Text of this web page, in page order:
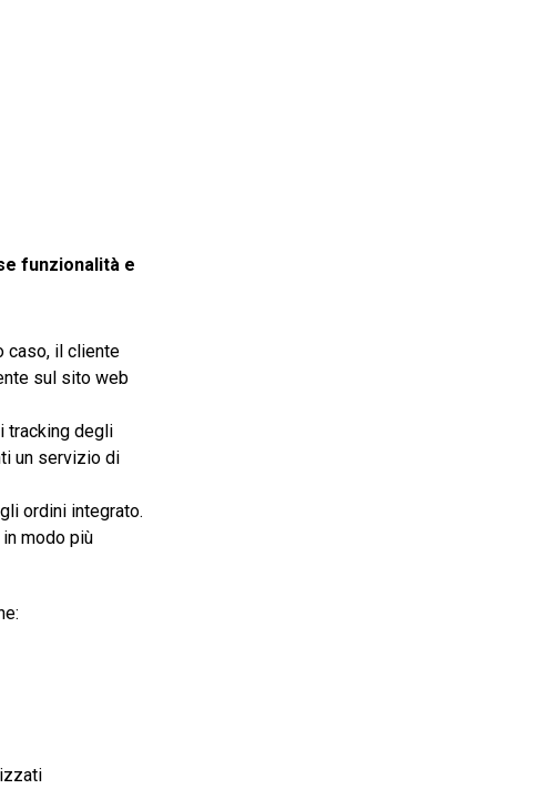
funzionalità e
caso, il cliente
sul sito web
tracking degli
un servizio di
ordini integrato.
modo più